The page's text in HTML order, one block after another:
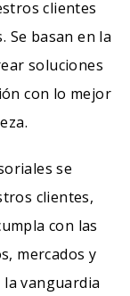
clientes
Se basan en la
soluciones
con lo mejor
se
clientes,
con las
mercados y
vanguardia